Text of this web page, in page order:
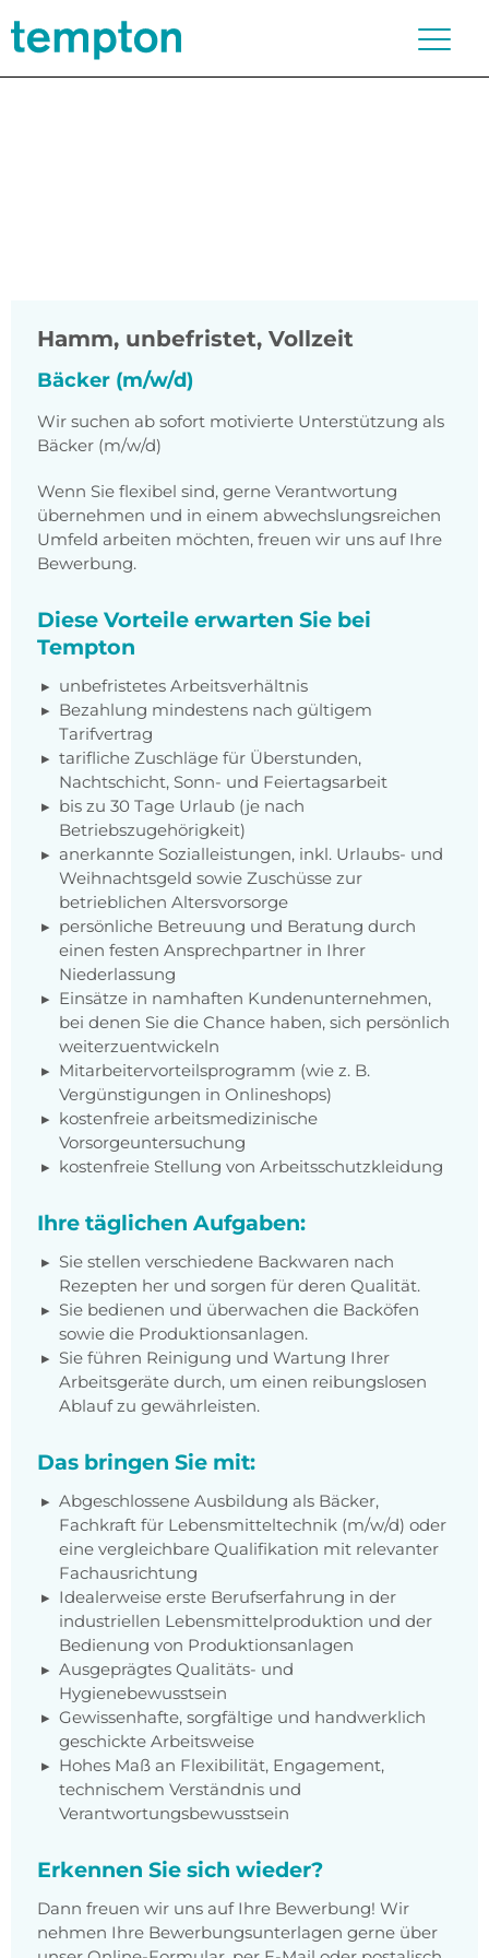
Hamm, unbefristet, Vollzeit
Bäcker (m/w/d)
Wir suchen ab sofort motivierte Unterstützung als
Bäcker (m/w/d)
Wenn Sie flexibel sind, gerne Verantwortung
übernehmen und in einem abwechslungsreichen
Umfeld arbeiten möchten, freuen wir uns auf Ihre
Bewerbung.
Diese Vorteile erwarten Sie bei
Tempton
unbefristetes Arbeitsverhältnis
Bezahlung mindestens nach gültigem
Tarifvertrag
tarifliche Zuschläge für Überstunden,
Nachtschicht, Sonn- und Feiertagsarbeit
bis zu 30 Tage Urlaub (je nach
Betriebszugehörigkeit)
anerkannte Sozialleistungen, inkl. Urlaubs- und
Weihnachtsgeld sowie Zuschüsse zur
betrieblichen Altersvorsorge
persönliche Betreuung und Beratung durch
einen festen Ansprechpartner in Ihrer
Niederlassung
Einsätze in namhaften Kundenunternehmen,
bei denen Sie die Chance haben, sich persönlich
weiterzuentwickeln
Mitarbeitervorteilsprogramm (wie z. B.
Vergünstigungen in Onlineshops)
kostenfreie arbeitsmedizinische
Vorsorgeuntersuchung
kostenfreie Stellung von Arbeitsschutzkleidung
Ihre täglichen Aufgaben:
Sie stellen verschiedene Backwaren nach
Rezepten her und sorgen für deren Qualität.
Sie bedienen und überwachen die Backöfen
sowie die Produktionsanlagen.
Sie führen Reinigung und Wartung Ihrer
Arbeitsgeräte durch, um einen reibungslosen
Ablauf zu gewährleisten.
Das bringen Sie mit:
Abgeschlossene Ausbildung als Bäcker,
Fachkraft für Lebensmitteltechnik (m/w/d) oder
eine vergleichbare Qualifikation mit relevanter
Fachausrichtung
Idealerweise erste Berufserfahrung in der
industriellen Lebensmittelproduktion und der
Bedienung von Produktionsanlagen
Ausgeprägtes Qualitäts- und
Hygienebewusstsein
Gewissenhafte, sorgfältige und handwerklich
geschickte Arbeitsweise
Hohes Maß an Flexibilität, Engagement,
technischem Verständnis und
Verantwortungsbewusstsein
Erkennen Sie sich wieder?
Dann freuen wir uns auf Ihre Bewerbung! Wir
nehmen Ihre Bewerbungsunterlagen gerne über